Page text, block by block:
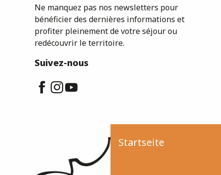
Startseite
Ne manquez pas nos newsletters pour
bénéficier des dernières informations et
profiter pleinement de votre séjour ou
redécouvrir le territoire.
Suivez-nous